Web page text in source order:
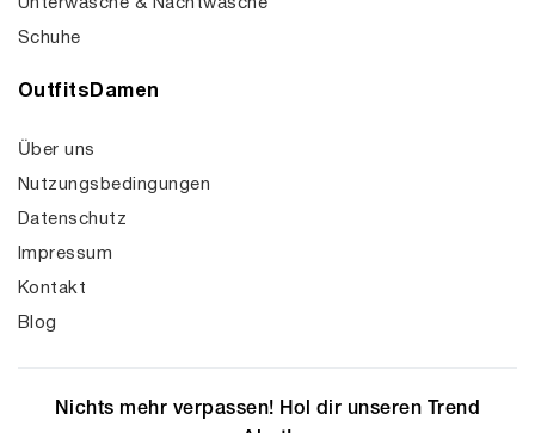
Unterwäsche & Nachtwäsche
Schuhe
OutfitsDamen
Über uns
Nutzungsbedingungen
Datenschutz
Impressum
Kontakt
Blog
Nichts mehr verpassen! Hol dir unseren Trend